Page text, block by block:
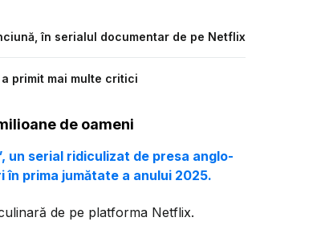
în serialul documentar de pe Netflix
primit mai multe critici
de oameni
un serial ridiculizat de presa anglo-
prima jumătate a anului 2025.
de pe platforma Netflix.